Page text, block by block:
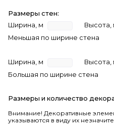
Размеры стен:
Ширина, м
Высота,
Меньшая по ширине стена
Ширина, м
Высота,
Большая по ширине стена
Размеры и количество
Внимание! Декоративные
указываются в виду их